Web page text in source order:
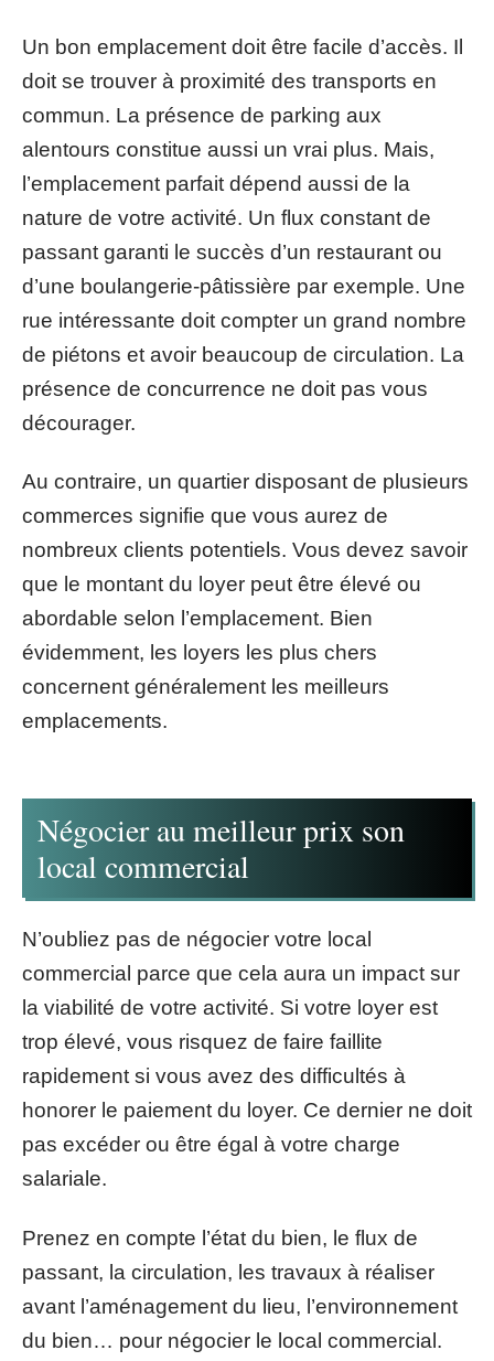
Un bon emplacement doit être facile d’accès. Il
doit se trouver à proximité des transports en
commun. La présence de parking aux
alentours constitue aussi un vrai plus. Mais,
l’emplacement parfait dépend aussi de la
nature de votre activité. Un flux constant de
passant garanti le succès d’un restaurant ou
d’une boulangerie-pâtissière par exemple. Une
rue intéressante doit compter un grand nombre
de piétons et avoir beaucoup de circulation. La
présence de concurrence ne doit pas vous
décourager.
Au contraire, un quartier disposant de plusieurs
commerces signifie que vous aurez de
nombreux clients potentiels. Vous devez savoir
que le montant du loyer peut être élevé ou
abordable selon l’emplacement. Bien
évidemment, les loyers les plus chers
concernent généralement les meilleurs
emplacements.
Négocier au meilleur prix son
local commercial
N’oubliez pas de négocier votre local
commercial parce que cela aura un impact sur
la viabilité de votre activité. Si votre loyer est
trop élevé, vous risquez de faire faillite
rapidement si vous avez des difficultés à
honorer le paiement du loyer. Ce dernier ne doit
pas excéder ou être égal à votre charge
salariale.
Prenez en compte l’état du bien, le flux de
passant, la circulation, les travaux à réaliser
avant l’aménagement du lieu, l’environnement
du bien… pour négocier le local commercial.